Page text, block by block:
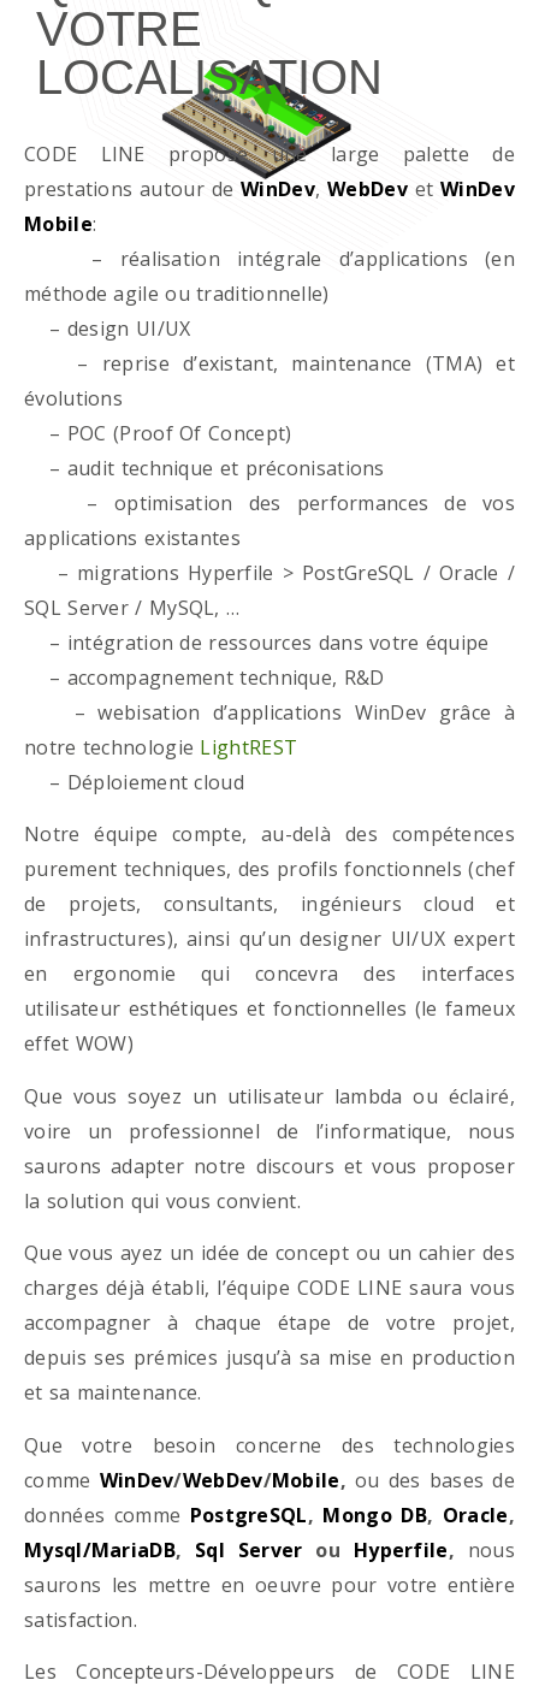
VOTRE
LOCALISATION
CODE LINE propose une large palette de
prestations autour deWinDev,WebDevet WinDev
Mobile:
– réalisation intégrale d’applications (en
méthode agile ou traditionnelle)
– design UI/UX
– reprise d’existant, maintenance (TMA) et
évolutions
– POC (Proof Of Concept)
– audit technique et préconisations
– optimisation des performances de vos
applications existantes
– migrations Hyperfile > PostGreSQL / Oracle /
SQL Server / MySQL, …
– intégration de ressources dans votre équipe
– accompagnement technique, R&D
– webisation d’applications WinDev grâce à
notre technologie LightREST
– Déploiement cloud
Notre équipe compte, au-delà des compétences
purement techniques, des profils fonctionnels (chef
de projets, consultants, ingénieurs cloud et
infrastructures), ainsi qu’un designer UI/UX expert
en ergonomie qui concevra des interfaces
utilisateur esthétiques et fonctionnelles (le fameux
effet WOW)
Que vous soyez un utilisateur lambda ou éclairé,
voire un professionnel de l’informatique, nous
saurons adapter notre discours et vous proposer
la solution qui vous convient.
Que vous ayez un idée de concept ou un cahier des
charges déjà établi, l’équipe CODE LINE saura vous
accompagner à chaque étape de votre projet,
depuis ses prémices jusqu’à sa mise en production
et sa maintenance.
Que votre besoin concerne des technologies
comme WinDev/WebDev/Mobile, ou des bases de
données comme PostgreSQL, Mongo DB, Oracle,
Mysql/MariaDB, Sql Server ou Hyperfile, nous
saurons les mettre en oeuvre pour votre entière
satisfaction.
Les Concepteurs-Développeurs de CODE LINE